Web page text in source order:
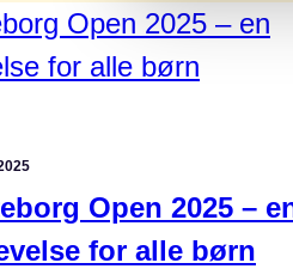
Open 2025 –
for alle børn